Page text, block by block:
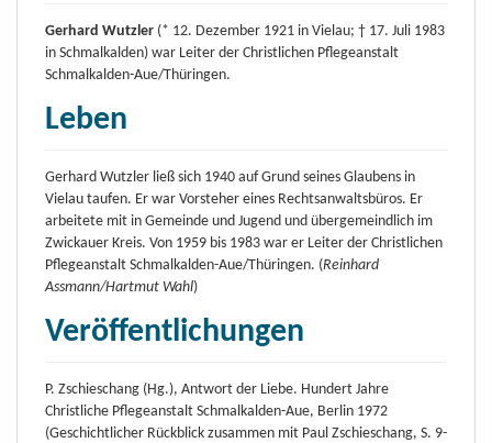
Gerhard Wutzler (* 12. Dezember 1921 in Vielau; † 17. Juli 1983
in Schmalkalden) war Leiter der Christlichen Pflegeanstalt
Schmalkalden-Aue/Thüringen.
Leben
Gerhard Wutzler ließ sich 1940 auf Grund seines Glaubens in
Vielau taufen. Er war Vorsteher eines Rechtsanwaltsbüros. Er
arbeitete mit in Gemeinde und Jugend und übergemeindlich im
Zwickauer Kreis. Von 1959 bis 1983 war er Leiter der Christlichen
Pflegeanstalt Schmalkalden-Aue/Thüringen. (Reinhard
Assmann/Hartmut Wahl)
Veröffentlichungen
P. Zschieschang (Hg.), Antwort der Liebe. Hundert Jahre
Christliche Pflegeanstalt Schmalkalden-Aue, Berlin 1972
(Geschichtlicher Rückblick zusammen mit Paul Zschieschang, S. 9-